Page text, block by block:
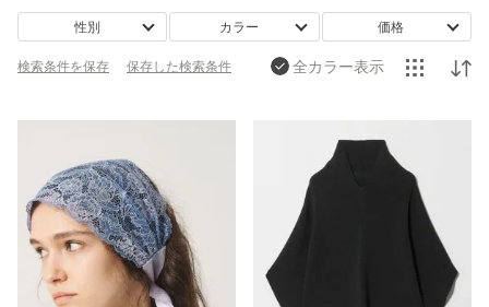
性別 カラー 価格
検索条件を保存 保存した検索条件 全カラー表示